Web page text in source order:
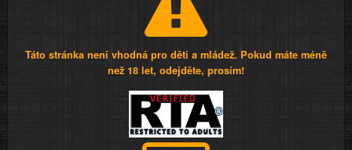
Táto stránka není vhodná pro děti a mládež. Pokud máte méně
než 18 let, odejděte, prosím!